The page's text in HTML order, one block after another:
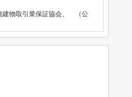
建物取引業保証協会、 （公